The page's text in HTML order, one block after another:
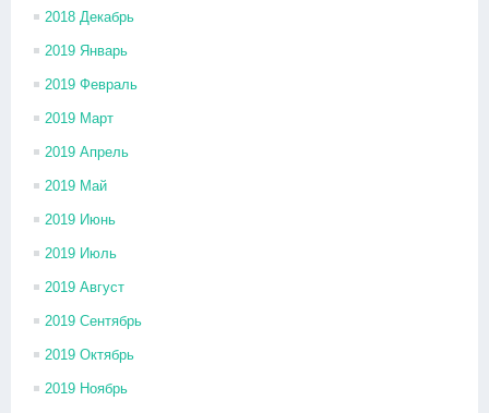
2018 Декабрь
2019 Январь
2019 Февраль
2019 Март
2019 Апрель
2019 Май
2019 Июнь
2019 Июль
2019 Август
2019 Сентябрь
2019 Октябрь
2019 Ноябрь